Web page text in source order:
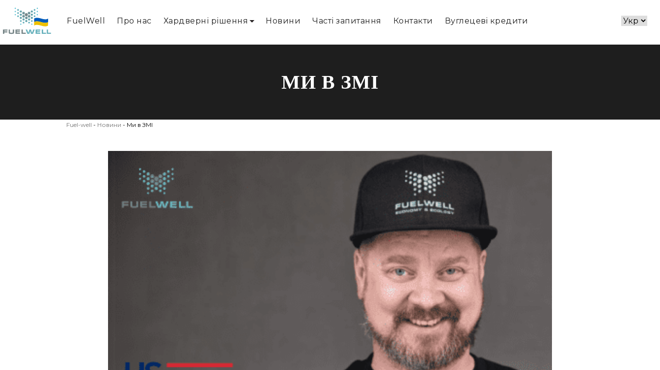
FuelWell Про нас Хардверні рішення Новини Часті запитання Контакти Вуглецевi кредити
МИ В ЗМІ
Fuel-well - Новини - Ми в ЗМІ